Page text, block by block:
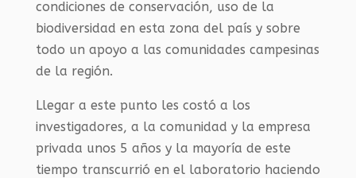
condiciones de conservación, uso de la
biodiversidad en esta zona del país y sobre
todo un apoyo a las comunidades campesinas
de la región.
Llegar a este punto les costó a los
investigadores, a la comunidad y la empresa
privada unos 5 años y la mayoría de este
tiempo transcurrió en el laboratorio haciendo